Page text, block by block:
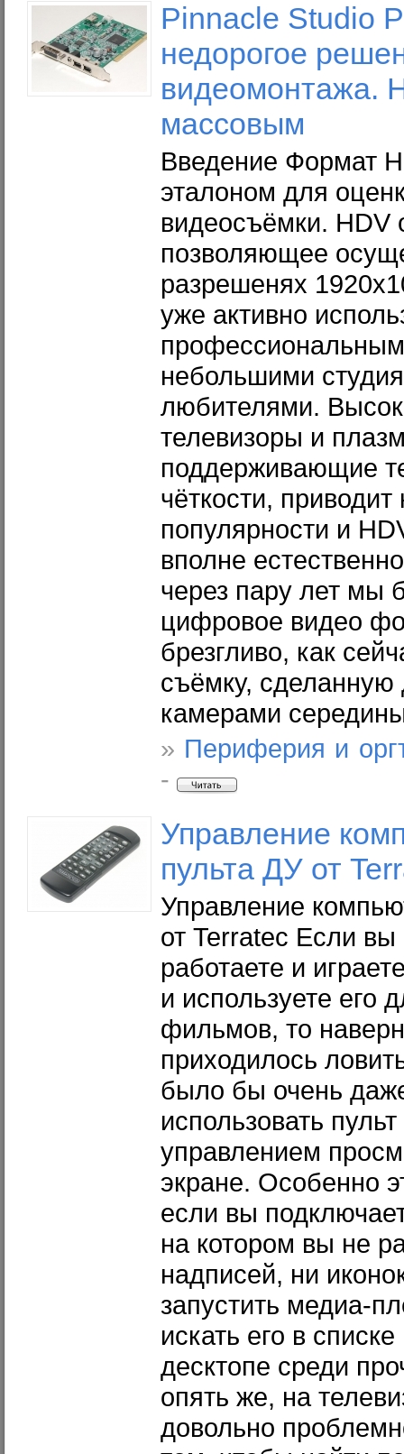
Pinnacle Studio
недорогое
видеомонтажа.
массовым
Введение Формат
эталоном для
видеосъёмки. HDV
позволяющее
разрешенях
уже активно
небольшими
любителями.
телевизоры и
поддерживающие
чёткости, приводит
популярности и
вполне
через пару лет мы
цифровое видео
брезгливо, как
съёмку,
камерами
» Периферия и
-
Управление
пульта ДУ от
Управление
от Terratec Если вы
работаете и
и используете его
фильмов, то
приходилось
было бы очень
использовать
управлением
экране. Особенно
если вы
на котором вы не
надписей, ни
запустить медиа-
искать его в
десктопе среди
опять же, на
довольно